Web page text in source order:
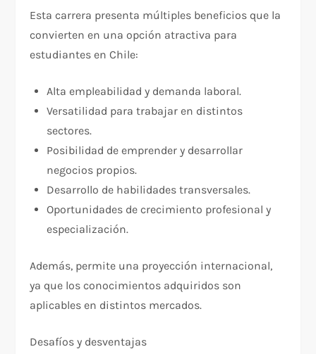
Esta carrera presenta múltiples beneficios que la
convierten en una opción atractiva para
estudiantes en Chile:
Alta empleabilidad y demanda laboral.
Versatilidad para trabajar en distintos
sectores.
Posibilidad de emprender y desarrollar
negocios propios.
Desarrollo de habilidades transversales.
Oportunidades de crecimiento profesional y
especialización.
Además, permite una proyección internacional,
ya que los conocimientos adquiridos son
aplicables en distintos mercados.
Desafíos y desventajas